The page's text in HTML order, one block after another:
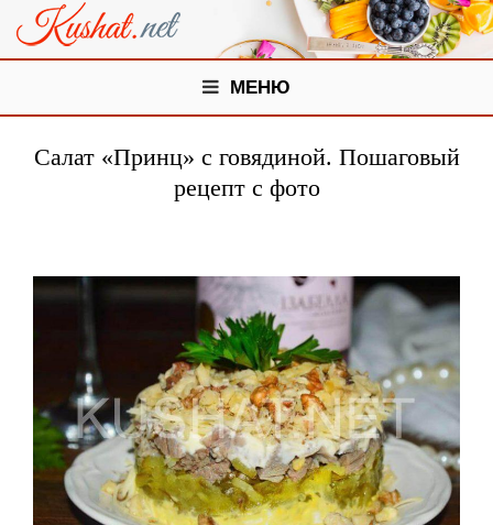
МЕНЮ
Салат «Принц» с говядиной. Пошаговый
рецепт с фото